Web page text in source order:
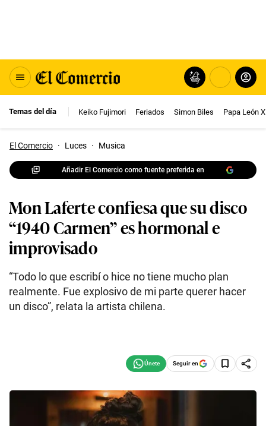
Temas del día Keiko Fujimori Feriados Simon Biles Papa León
El Comercio · Luces · Musica
Añadir El Comercio como fuente preferida en
Mon Laferte confiesa que su disco
“1940 Carmen” es hormonal e
improvisado
“Todo lo que escribí o hice no tiene mucho plan
realmente. Fue explosivo de mi parte querer hacer
un disco”, relata la artista chilena.
Seguir en